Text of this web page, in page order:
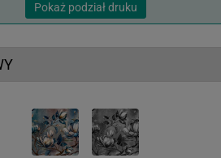
Pokaż podział druku